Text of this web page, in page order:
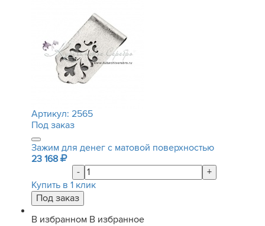
Артикул: 2565
Под заказ
Зажим для денег с матовой поверхностью
23 168
-
+
Купить в 1 клик
В избранном В избранное